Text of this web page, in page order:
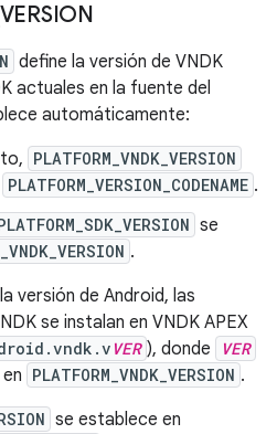
VERSION
define la versión de VNDK
actuales en la fuente del
automáticamente:
PLATFORM_VNDK_VERSION
PLATFORM_VERSION_CODENAME .
se
.
versión de Android, las
se instalan en VNDK APEX
VER ), donde VER
PLATFORM_VNDK_VERSION .
se establece en